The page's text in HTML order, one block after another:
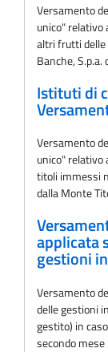
Versamento
unico" relativo
altri frutti delle
Banche,
Istituti di
Versamento
unico" relativo
titoli immessi
dalla Monte
applicata
gestioni
Versamento
delle gestioni
gestito) in
secondo